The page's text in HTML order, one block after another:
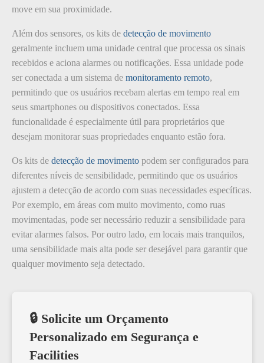
move em sua proximidade.
Além dos sensores, os kits de detecção de movimento
geralmente incluem uma unidade central que processa os sinais
recebidos e aciona alarmes ou notificações. Essa unidade pode
ser conectada a um sistema de monitoramento remoto,
permitindo que os usuários recebam alertas em tempo real em
seus smartphones ou dispositivos conectados. Essa
funcionalidade é especialmente útil para proprietários que
desejam monitorar suas propriedades enquanto estão fora.
Os kits de detecção de movimento podem ser configurados para
diferentes níveis de sensibilidade, permitindo que os usuários
ajustem a detecção de acordo com suas necessidades específicas.
Por exemplo, em áreas com muito movimento, como ruas
movimentadas, pode ser necessário reduzir a sensibilidade para
evitar alarmes falsos. Por outro lado, em locais mais tranquilos,
uma sensibilidade mais alta pode ser desejável para garantir que
qualquer movimento seja detectado.
🔒 Solicite um Orçamento
Personalizado em Segurança e
Facilities